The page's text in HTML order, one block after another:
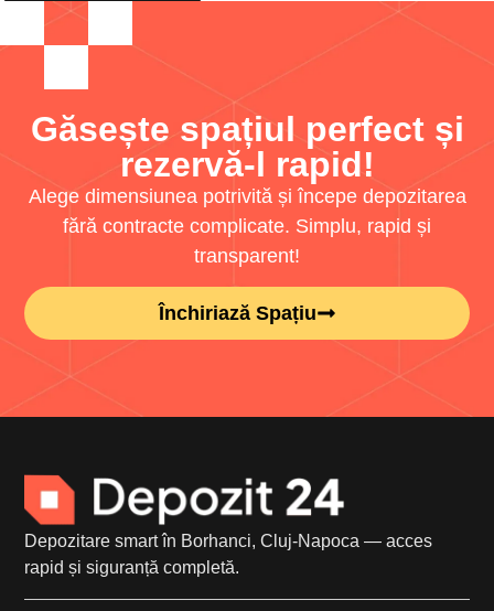
Găsește spațiul perfect și
rezervă-l rapid!
Alege dimensiunea potrivită și începe depozitarea
fără contracte complicate. Simplu, rapid și
transparent!
Închiriază Spațiu
Depozitare smart în Borhanci, Cluj-Napoca — acces
rapid și siguranță completă.